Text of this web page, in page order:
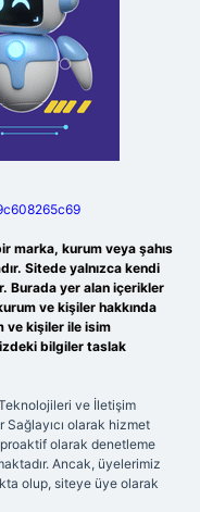
marka, kurum veya şahıs
Sitede yalnızca kendi
Burada yer alan içerikler
ve kişiler hakkında
ve kişiler ile isim
bilgiler taslak
ve İletişim
Sağlayıcı olarak hizmet
olarak denetleme
Ancak, üyelerimiz
olup, siteye üye olarak